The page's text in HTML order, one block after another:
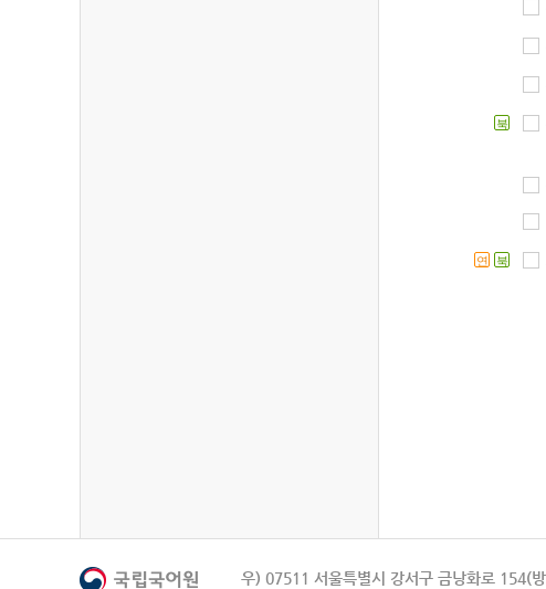
북
연 북
우) 07511 서울특별시 강서구 금낭화로 154(